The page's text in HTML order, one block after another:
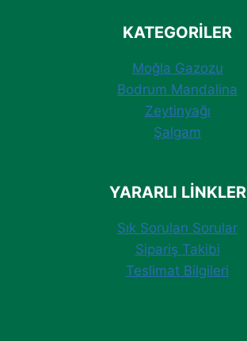
KATEGORILER
Moğla Gazozu
Bodrum Mandalina
Zeytinyağı
Şalgam
YARARLI LINKLER
Sık Sorulan Sorular
Sipariş Takibi
Teslimat Bilgileri